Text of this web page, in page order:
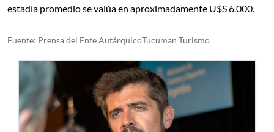
estadía promedio se valúa en aproximadamente U$S 6.000.
Fuente: Prensa del Ente AutárquicoTucuman Turismo